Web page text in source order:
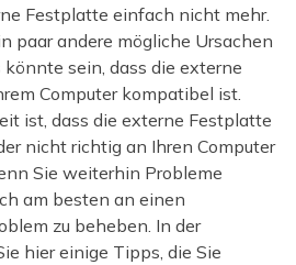
Festplatte einfach nicht mehr.
paar andere mögliche Ursachen
könnte sein, dass die externe
Computer kompatibel ist.
ist, dass die externe Festplatte
nicht richtig an Ihren Computer
Sie weiterhin Probleme
am besten an einen
zu beheben. In der
hier einige Tipps, die Sie